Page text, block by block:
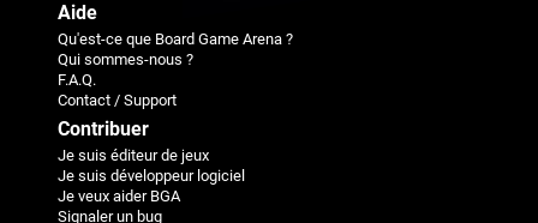
Aide
Qu'est-ce que Board Game Arena ?
Qui sommes-nous ?
F.A.Q.
Contact / Support
Contribuer
Je suis éditeur de jeux
Je suis développeur logiciel
Je veux aider BGA
Signaler un bug